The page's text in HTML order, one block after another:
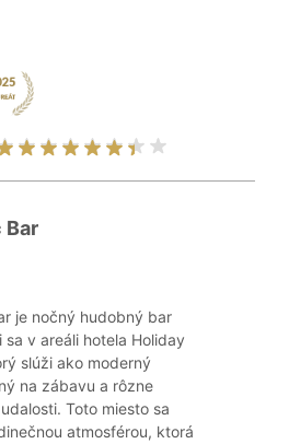
Bar
je nočný hudobný bar
sa v areáli hotela Holiday
slúži ako moderný
na zábavu a rôzne
Toto miesto sa
atmosférou, ktorá